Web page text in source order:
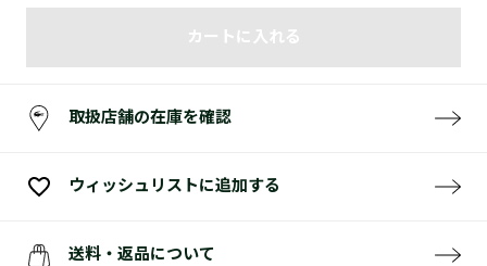
カートに入れる
取扱店舗の在庫を確認
ウィッシュリストに追加する
送料・返品について